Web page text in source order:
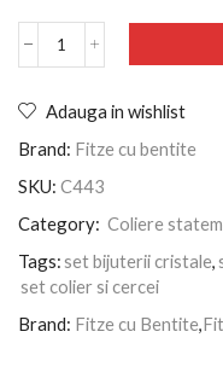
Adauga in wishlist
Brand: Fitze cu bentite
SKU: C443
Category: Coliere
Tags:set bijuterii cristale
set colier si cercei
Brand: Fitze cu Bentite